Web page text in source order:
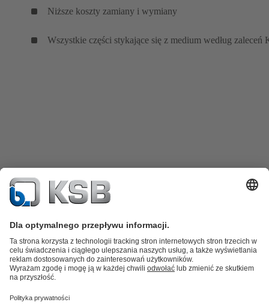
Niższe koszty zamiany i wymiany
Wszystkie części stykające się z medium według zaleceń
Katalog produktów